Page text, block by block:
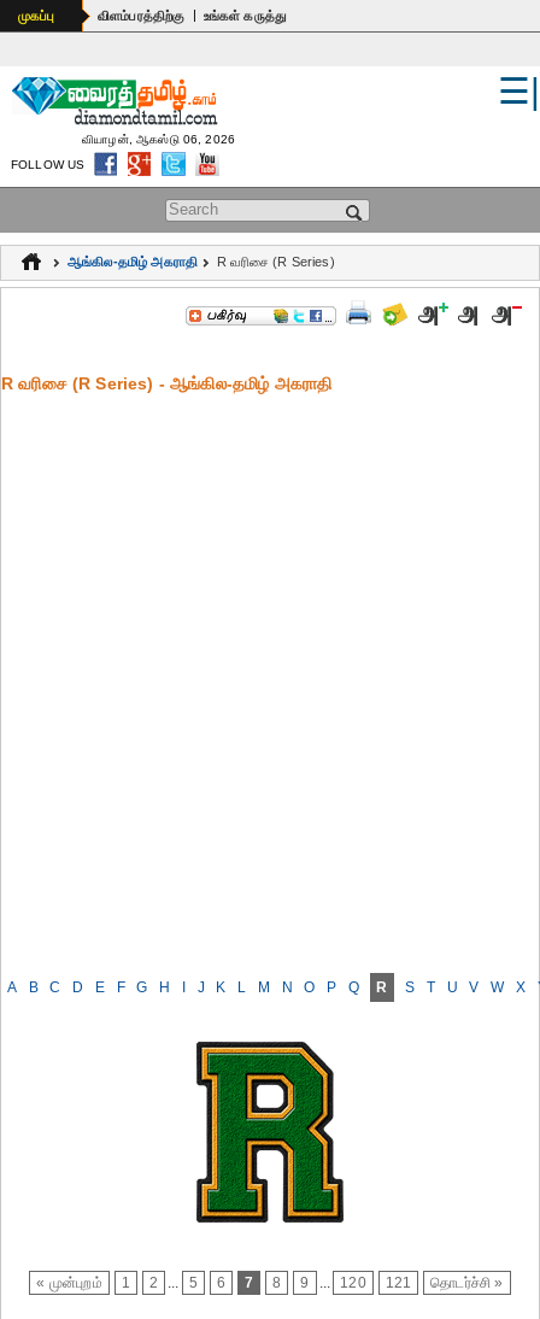
உலகம்
பொதுஅறிவு
கல்வி
ஆன்மிகம்
மருத்துவம்
முகப்பு விளம்பரத்திற்கு | உங்கள் கருத்து
Search form
☰|
வியாழன், ஆகஸ்டு 06, 2026
FOLLOW US
ஆங்கில-தமிழ் அகராதி R வரிசை (R Series)
R வரிசை (R Series) - ஆங்கில-தமிழ் அகராதி
A B C D E F G H J K L M N O P Q R S T U V W X
« முன்புறம் 1 2 ... 5 6 7 8 9 ... 120 121 தொடர்ச்சி »